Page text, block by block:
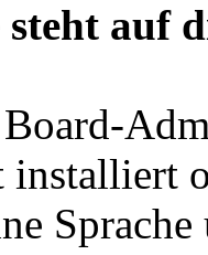
auf
installiert